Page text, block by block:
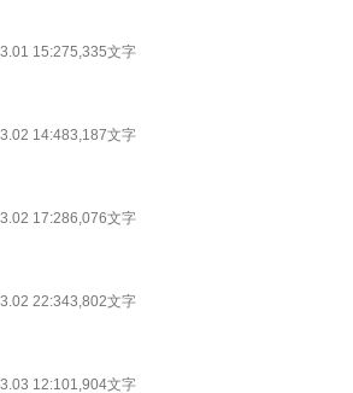
15:275,335文字
14:483,187文字
17:286,076文字
22:343,802文字
12:101,904文字